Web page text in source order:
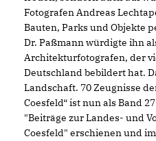
Fotografen Andreas
Bauten, Parks und Objekte
Dr. Paßmann würdigte ihn
Architekturfotografen, der
Deutschland bebildert hat.
Landschaft. 70 Zeugnisse
Coesfeld“ ist nun als Band
"Beiträge zur Landes- und
Coesfeld" erschienen und